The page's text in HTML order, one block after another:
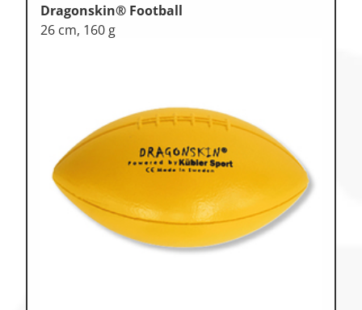
Zu den Ersatzteilen
Zu den Print Medien
Dragonskin® Football
26 cm, 160 g